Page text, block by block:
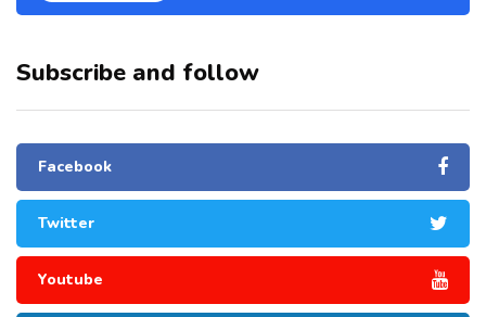
Subscribe and follow
Facebook
Twitter
Youtube